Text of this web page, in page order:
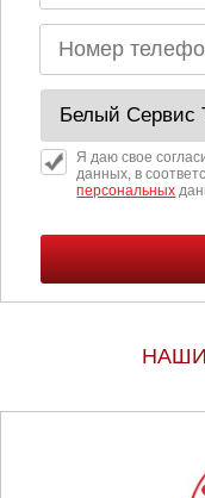
Я даю свое
данных, в
персональных